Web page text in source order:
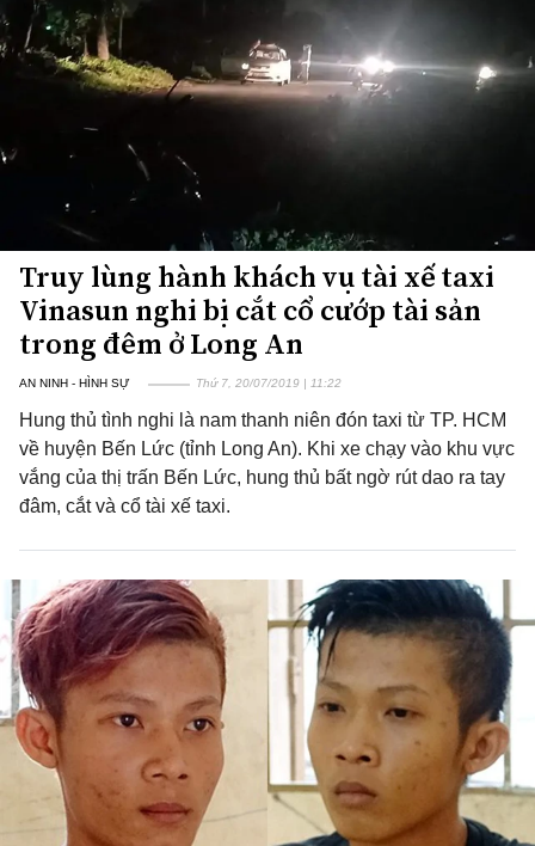
Truy lùng hành khách vụ tài xế taxi
Vinasun nghi bị cắt cổ cướp tài sản
trong đêm ở Long An
AN NINH - HÌNH SỰ Thứ 7, 20/07/2019 | 11:22
Hung thủ tình nghi là nam thanh niên đón taxi từ TP. HCM
về huyện Bến Lức (tỉnh Long An). Khi xe chạy vào khu vực
vắng của thị trấn Bến Lức, hung thủ bất ngờ rút dao ra tay
đâm, cắt và cổ tài xế taxi.